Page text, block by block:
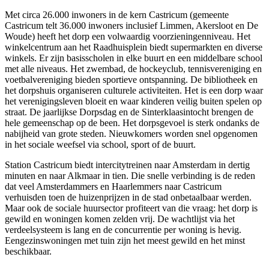
Met circa 26.000 inwoners in de kern Castricum (gemeente
Castricum telt 36.000 inwoners inclusief Limmen, Akersloot en De
Woude) heeft het dorp een volwaardig voorzieningenniveau. Het
winkelcentrum aan het Raadhuisplein biedt supermarkten en diverse
winkels. Er zijn basisscholen in elke buurt en een middelbare school
met alle niveaus. Het zwembad, de hockeyclub, tennisvereniging en
voetbalvereniging bieden sportieve ontspanning. De bibliotheek en
het dorpshuis organiseren culturele activiteiten. Het is een dorp waar
het verenigingsleven bloeit en waar kinderen veilig buiten spelen op
straat. De jaarlijkse Dorpsdag en de Sinterklaasintocht brengen de
hele gemeenschap op de been. Het dorpsgevoel is sterk ondanks de
nabijheid van grote steden. Nieuwkomers worden snel opgenomen
in het sociale weefsel via school, sport of de buurt.
Station Castricum biedt intercitytreinen naar Amsterdam in dertig
minuten en naar Alkmaar in tien. Die snelle verbinding is de reden
dat veel Amsterdammers en Haarlemmers naar Castricum
verhuisden toen de huizenprijzen in de stad onbetaalbaar werden.
Maar ook de sociale huursector profiteert van die vraag: het dorp is
gewild en woningen komen zelden vrij. De wachtlijst via het
verdeelsysteem is lang en de concurrentie per woning is hevig.
Eengezinswoningen met tuin zijn het meest gewild en het minst
beschikbaar.